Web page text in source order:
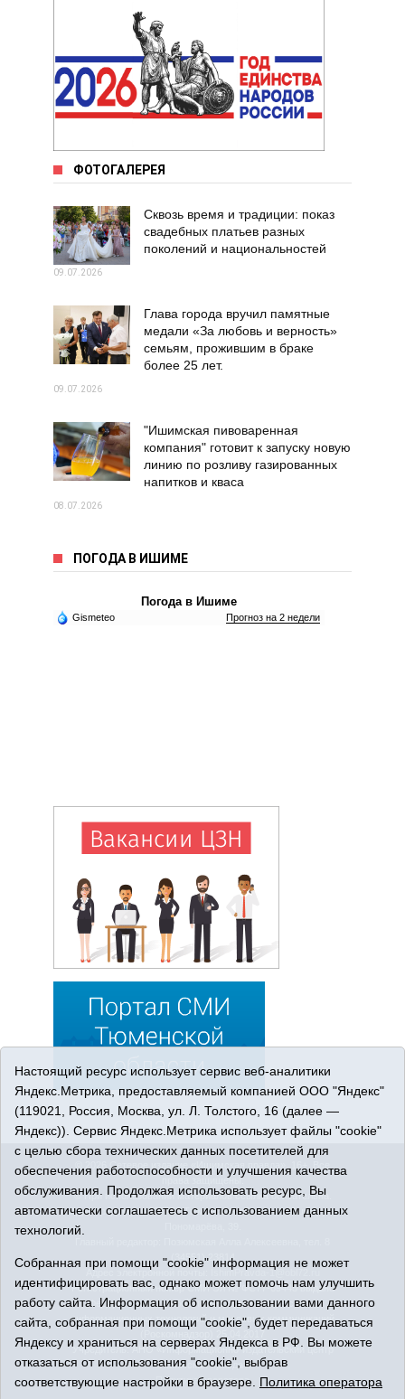
ФОТОГАЛЕРЕЯ
Сквозь время и традиции: показ
свадебных платьев разных
поколений и национальностей
09.07.2026
Глава города вручил памятные
медали «За любовь и верность»
семьям, прожившим в браке
более 25 лет.
09.07.2026
"Ишимская пивоваренная
компания" готовит к запуску новую
линию по розливу газированных
напитков и кваса
08.07.2026
ПОГОДА В ИШИМЕ
Погода в Ишиме
Gismeteo Прогноз на 2 недели
© 2026 Сетевое издание «Ишимская правда». 16+. Все
права защищены.
© При использовании материалов ссылка обязательна.
Адрес редакции: 627750 Тюменская область, г. Ишим, ул.
(34551) 23814
Адрес электронной почты:
IshimPravda-1@obl72.ru
Регистрационный номер СМИ Эл № ФС77-69445 выдано
Федеральной службой по надзору в сфере связи,
информационных технологий и массовых коммуникаций
Учредитель: АНО «Информационно-издательский центр
«Ишимская правда».
Политика оператора
Настоящий ресурс использует сервис веб-аналитики
Яндекс.Метрика, предоставляемый компанией ООО "Яндекс"
(119021, Россия, Москва, ул. Л. Толстого, 16 (далее —
Яндекс)). Сервис Яндекс.Метрика использует файлы "cookie"
с целью сбора технических данных посетителей для
обеспечения работоспособности и улучшения качества
обслуживания. Продолжая использовать ресурс, Вы
автоматически соглашаетесь с использованием данных
технологий.
Собранная при помощи "cookie" информация не может
идентифицировать вас, однако может помочь нам улучшить
работу сайта. Информация об использовании вами данного
сайта, собранная при помощи "cookie", будет передаваться
Яндексу и храниться на серверах Яндекса в РФ. Вы можете
отказаться от использования "cookie", выбрав
соответствующие настройки в браузере. Политика оператора